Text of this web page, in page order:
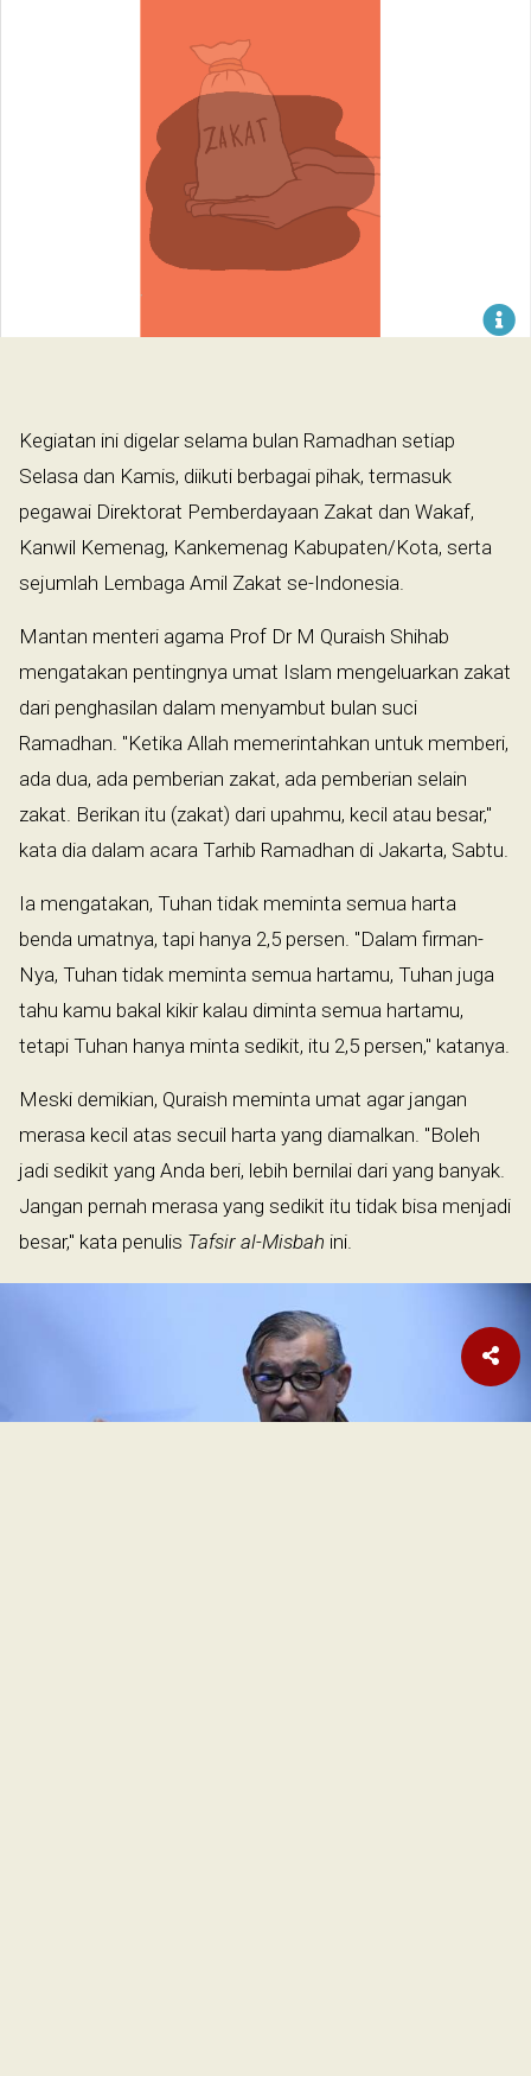
Kegiatan ini digelar selama bulan Ramadhan setiap
Selasa dan Kamis, diikuti berbagai pihak, termasuk
pegawai Direktorat Pemberdayaan Zakat dan Wakaf,
Kanwil Kemenag, Kankemenag Kabupaten/Kota, serta
sejumlah Lembaga Amil Zakat se-Indonesia.
Mantan menteri agama Prof Dr M Quraish Shihab
mengatakan pentingnya umat Islam mengeluarkan zakat
dari penghasilan dalam menyambut bulan suci
Ramadhan. "Ketika Allah memerintahkan untuk memberi,
ada dua, ada pemberian zakat, ada pemberian selain
zakat. Berikan itu (zakat) dari upahmu, kecil atau besar,"
kata dia dalam acara Tarhib Ramadhan di Jakarta, Sabtu.
Ia mengatakan, Tuhan tidak meminta semua harta
benda umatnya, tapi hanya 2,5 persen. "Dalam firman-
Nya, Tuhan tidak meminta semua hartamu, Tuhan juga
tahu kamu bakal kikir kalau diminta semua hartamu,
tetapi Tuhan hanya minta sedikit, itu 2,5 persen," katanya.
Meski demikian, Quraish meminta umat agar jangan
merasa kecil atas secuil harta yang diamalkan. "Boleh
jadi sedikit yang Anda beri, lebih bernilai dari yang banyak.
Jangan pernah merasa yang sedikit itu tidak bisa menjadi
besar," kata penulis Tafsir al-Misbah ini.